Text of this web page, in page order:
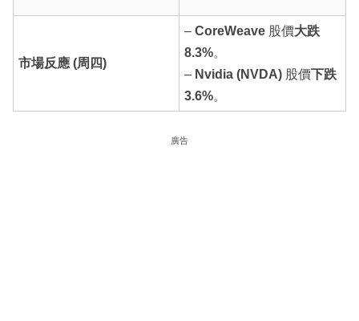
市場反應 (周四)
– CoreWeave股價大跌
8.3%。
– Nvidia (NVDA)股價下跌
3.6%。
廣告